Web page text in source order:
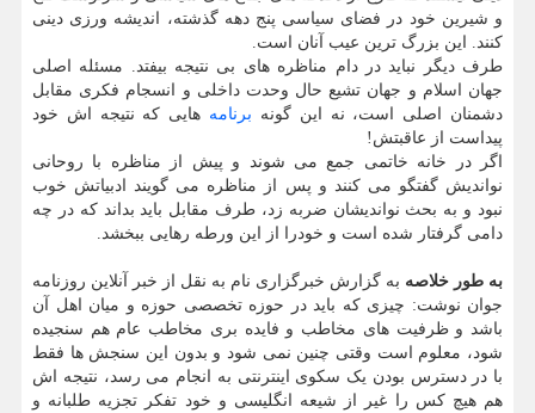
و شیرین خود در فضای سیاسی پنج دهه گذشته، اندیشه ورزی دینی
کنند. این بزرگ ترین عیب آنان است.
طرف دیگر نباید در دام مناظره های بی نتیجه بیفتد. مسئله اصلی
جهان اسلام و جهان تشیع حال وحدت داخلی و انسجام فکری مقابل
دشمنان اصلی است، نه این گونه برنامه هایی که نتیجه اش خود
پیداست از عاقبتش!
اگر در خانه خاتمی جمع می شوند و پیش از مناظره با روحانی
نواندیش گفتگو می کنند و پس از مناظره می گویند ادبیاتش خوب
نبود و به بحث نواندیشان ضربه زد، طرف مقابل باید بداند که در چه
دامی گرفتار شده است و خودرا از این ورطه رهایی ببخشد.
به طور خلاصه به گزارش خبرگزاری نام به نقل از خبر آنلاین روزنامه
جوان نوشت: چیزی که باید در حوزه تخصصی حوزه و میان اهل آن
باشد و ظرفیت های مخاطب و فایده بری مخاطب عام هم سنجیده
شود، معلوم است وقتی چنین نمی شود و بدون این سنجش ها فقط
با در دسترس بودن یک سکوی اینترنتی به انجام می رسد، نتیجه اش
هم هیچ کس را غیر از شیعه انگلیسی و خود تفکر تجزیه طلبانه و